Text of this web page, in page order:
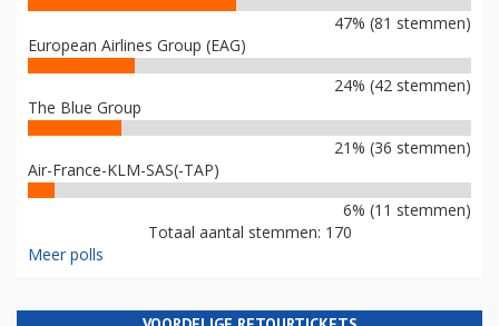
47% (81 stemmen)
European Airlines Group (EAG)
24% (42 stemmen)
The Blue Group
21% (36 stemmen)
Air-France-KLM-SAS(-TAP)
6% (11 stemmen)
Totaal aantal stemmen: 170
Meer polls